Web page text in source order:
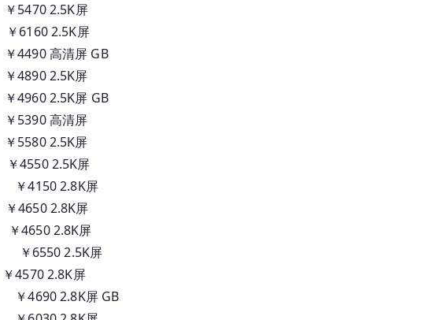
2.5K屏
2.5K屏
高清屏 GB
2.5K屏
2.5K屏 GB
高清屏
2.5K屏
2.5K屏
2.8K屏
2.8K屏
2.8K屏
6550 2.5K屏
2.8K屏
2.8K屏 GB